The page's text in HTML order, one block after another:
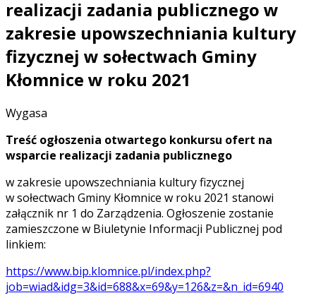
realizacji zadania publicznego w
zakresie upowszechniania kultury
fizycznej w sołectwach Gminy
Kłomnice w roku 2021
Wygasa
Treść ogłoszenia otwartego konkursu ofert na
wsparcie realizacji zadania publicznego
w zakresie upowszechniania kultury fizycznej
w sołectwach Gminy Kłomnice w roku 2021 stanowi
załącznik nr 1 do Zarządzenia. Ogłoszenie zostanie
zamieszczone w Biuletynie Informacji Publicznej pod
linkiem:
https://www.bip.klomnice.pl/index.php?
job=wiad&idg=3&id=688&x=69&y=126&z=&n_id=6940